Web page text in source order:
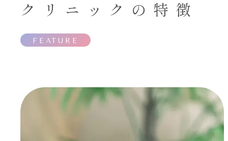
クリニックの特徴
FEATURE